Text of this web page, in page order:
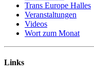
Trans Europe Halles
Veranstaltungen
Videos
Wort zum Monat
Links